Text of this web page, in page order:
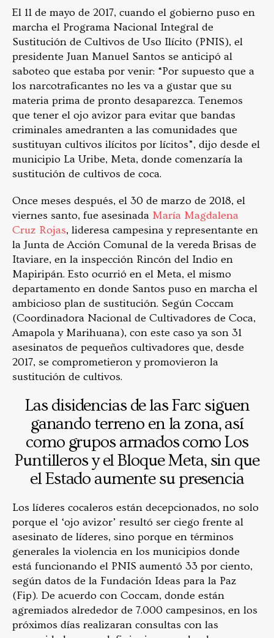
El 11 de mayo de 2017, cuando el gobierno puso en
marcha el Programa Nacional Integral de
Sustitución de Cultivos de Uso Ilícito (PNIS), el
presidente Juan Manuel Santos se anticipó al
saboteo que estaba por venir: “Por supuesto que a
los narcotraficantes no les va a gustar que su
materia prima de pronto desaparezca. Tenemos
que tener el ojo avizor para evitar que bandas
criminales amedranten a las comunidades que
sustituyan cultivos ilícitos por lícitos”, dijo desde el
municipio La Uribe, Meta, donde comenzaría la
sustitución de cultivos de coca.
Once meses después, el 30 de marzo de 2018, el
viernes santo, fue asesinada María Magdalena
Cruz Rojas, lideresa campesina y representante en
la Junta de Acción Comunal de la vereda Brisas de
Itaviare, en la inspección Rincón del Indio en
Mapiripán. Esto ocurrió en el Meta, el mismo
departamento en donde Santos puso en marcha el
ambicioso plan de sustitución. Según Coccam
(Coordinadora Nacional de Cultivadores de Coca,
Amapola y Marihuana), con este caso ya son 31
asesinatos de pequeños cultivadores que, desde
2017, se comprometieron y promovieron la
sustitución de cultivos.
Las disidencias de las Farc siguen
ganando terreno en la zona, así
como grupos armados como Los
Puntilleros y el Bloque Meta, sin que
el Estado aumente su presencia
Los líderes cocaleros están decepcionados, no solo
porque el ‘ojo avizor’ resultó ser ciego frente al
asesinato de líderes, sino porque en términos
generales la violencia en los municipios donde
está funcionando el PNIS aumentó 33 por ciento,
según datos de la Fundación Ideas para la Paz
(Fip). De acuerdo con Coccam, donde están
agremiados alrededor de 7.000 campesinos, en los
próximos días realizaran consultas con las